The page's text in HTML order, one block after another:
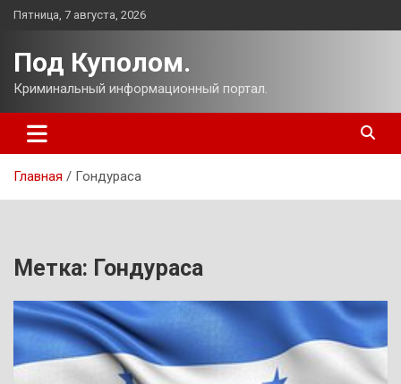
Перейти
Пятница, 7 августа, 2026
Под Куполом.
Криминальный информационный портал.
Главная Гондураса
Метка: Гондураса